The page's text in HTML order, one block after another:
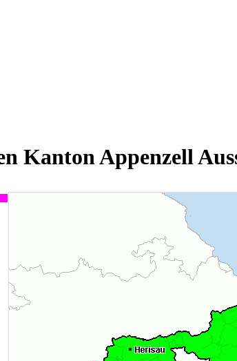
Kanton Appenzell